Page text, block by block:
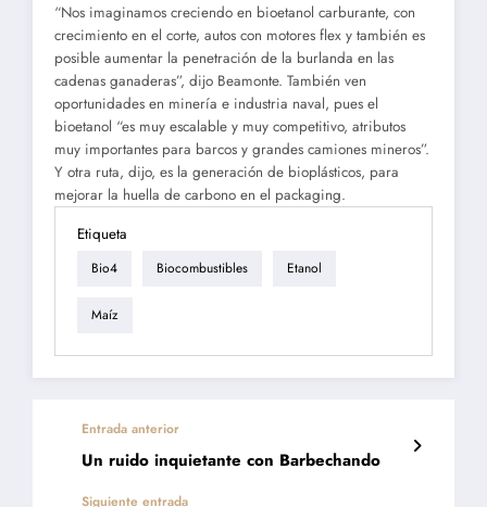
“Nos imaginamos creciendo en bioetanol carburante, con
crecimiento en el corte, autos con motores flex y también es
posible aumentar la penetración de la burlanda en las
cadenas ganaderas”, dijo Beamonte. También ven
oportunidades en minería e industria naval, pues el
bioetanol “es muy escalable y muy competitivo, atributos
muy importantes para barcos y grandes camiones mineros”.
Y otra ruta, dijo, es la generación de bioplásticos, para
mejorar la huella de carbono en el packaging.
Etiqueta
Bio4 Biocombustibles Etanol
Maíz
Entrada anterior
Un ruido inquietante con Barbechando
Siguiente entrada